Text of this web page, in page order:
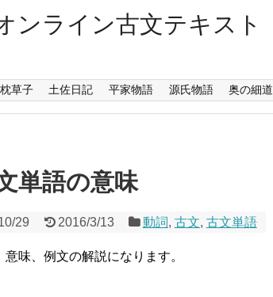
ンライン古文テキスト
枕草子 土佐日記 平家物語 源氏物語 奥の細道
単語の意味
29 2016/3/13 動詞, 古文, 古文単語
味、例文の解説になります。